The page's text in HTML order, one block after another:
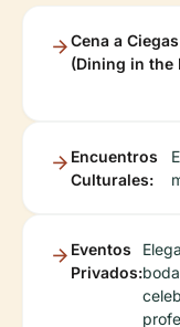
Cena a Ciegas
(Dining in the
Encuentros
Culturales:
Eventos
Privados: